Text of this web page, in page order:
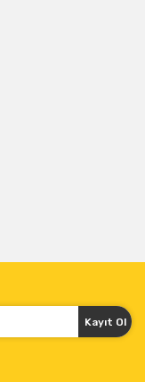
Kayıt Ol